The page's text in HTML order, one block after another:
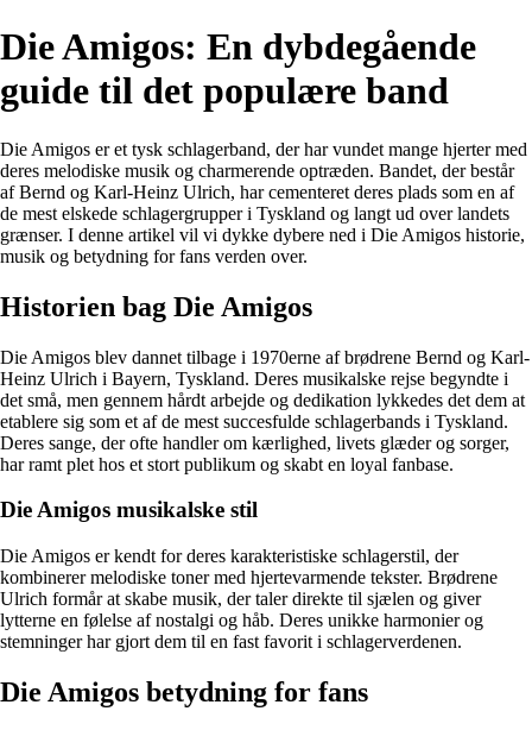
Die Amigos: En dybdegående
guide til det populære band
Die Amigos er et tysk schlagerband, der har vundet mange hjerter med
deres melodiske musik og charmerende optræden. Bandet, der består
af Bernd og Karl-Heinz Ulrich, har cementeret deres plads som en af
de mest elskede schlagergrupper i Tyskland og langt ud over landets
grænser. I denne artikel vil vi dykke dybere ned i Die Amigos historie,
musik og betydning for fans verden over.
Historien bag Die Amigos
Die Amigos blev dannet tilbage i 1970erne af brødrene Bernd og Karl-
Heinz Ulrich i Bayern, Tyskland. Deres musikalske rejse begyndte i
det små, men gennem hårdt arbejde og dedikation lykkedes det dem at
etablere sig som et af de mest succesfulde schlagerbands i Tyskland.
Deres sange, der ofte handler om kærlighed, livets glæder og sorger,
har ramt plet hos et stort publikum og skabt en loyal fanbase.
Die Amigos musikalske stil
Die Amigos er kendt for deres karakteristiske schlagerstil, der
kombinerer melodiske toner med hjertevarmende tekster. Brødrene
Ulrich formår at skabe musik, der taler direkte til sjælen og giver
lytterne en følelse af nostalgi og håb. Deres unikke harmonier og
stemninger har gjort dem til en fast favorit i schlagerverdenen.
Die Amigos betydning for fans